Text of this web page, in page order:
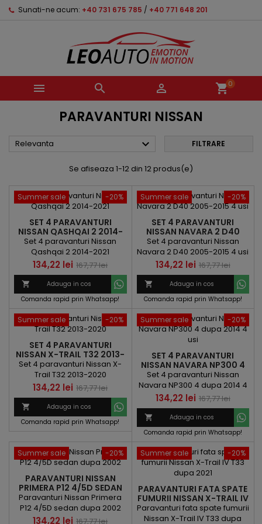
Sunati-ne acum: +40 731 675 785 / +40 771 648 201
   shopping_cart0
PARAVANTURI NISSAN
Relevanta  FILTRARE
Se afiseaza 1-12 din 12 produs(e)
-20%
Summer sale
SET 4 PARAVANTURI
NISSAN QASHQAI 2 2014-
2021
Set 4 paravanturi Nissan
Qashqai 2 2014-2021
Pret
134,22 lei Pret
baza
167,77 lei

Adauga in cos
Comanda rapid prin Whatsapp!
-20%
Summer sale
SET 4 PARAVANTURI
NISSAN NAVARA 2 D40
2005-2015 4 USI
Set 4 paravanturi Nissan
Navara 2 D40 2005-2015 4 usi
Pret
134,22 lei Pret
de
baza
167,77 lei

Adauga in cos
Comanda rapid prin Whatsapp!
-20%
Summer sale
SET 4 PARAVANTURI
NISSAN X-TRAIL T32 2013-
2020
Set 4 paravanturi Nissan X-
Trail T32 2013-2020
Pret
134,22 lei Pret
baza
167,77 lei

Adauga in cos
Comanda rapid prin Whatsapp!
-20%
Summer sale
SET 4 PARAVANTURI
NISSAN NAVARA NP300 4
DUPA 2014 4 USI
Set 4 paravanturi Nissan
Navara NP300 4 dupa 2014 4
usi
Pret
134,22 lei Pret
de
baza
167,77 lei

Adauga in cos
Comanda rapid prin Whatsapp!
-20%
Summer sale
PARAVANTURI NISSAN
PRIMERA P12 4/5D SEDAN
DUPA 2002
Paravanturi Nissan Primera
P12 4/5D sedan dupa 2002
Pret
134,22 lei Pret
167,77 lei
-20%
Summer sale
PARAVANTURI FATA SPATE
FUMURII NISSAN X-TRAIL IV
T33 DUPA 2021
Paravanturi fata spate fumurii
Nissan X-Trail IV T33 dupa